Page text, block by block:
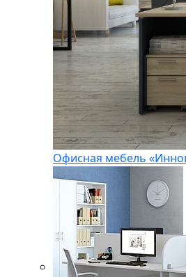
Офисная мебель